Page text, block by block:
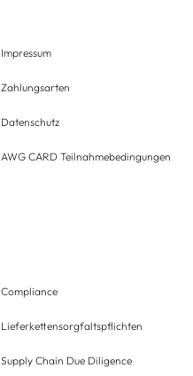
Impressum
Zahlungsarten
Datenschutz
AWG CARD Teilnahmebedingungen
Compliance
Lieferkettensorgfaltspflichten
Supply Chain Due Diligence